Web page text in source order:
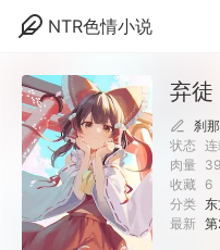
NTR色情小说
弃徒
刹
状态 连
肉量
收藏 6
分类
最新